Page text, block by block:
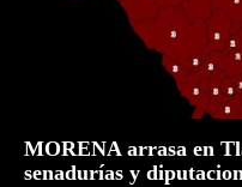
MORENA arrasa en
senadurías y